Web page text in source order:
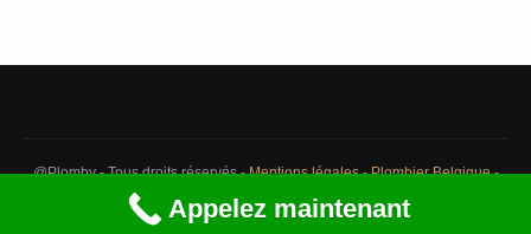
@Plomby - Tous droits réservés -Mentions légales-Plombier Belgique-
Débouchage Belgique
Appelez maintenant